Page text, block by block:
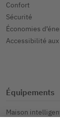
Confort
Sécurité
Économies
Accessibilité
Équipements
Maison